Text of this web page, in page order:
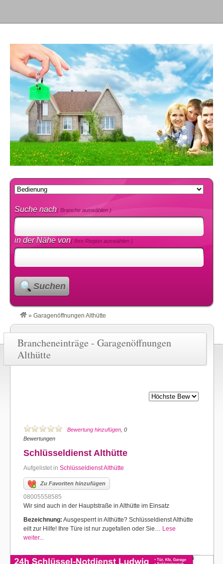
Suche nach( Branche auswählen )
in der Nähe von( Ihre Region auswählen )
Suchen
» Garagenöffnungen Althütte
Brancheneinträge - Garagenöffnungen
Althütte
Bewertung hinzufügen , 0
Bewertungen
Schlüsseldienst Althütte
Aufgelistet in Schlüsseldienst Althütte
Zu Favoriten hinzufügen
08005558585
Wir sind auch in der Hauptstraße in Althütte im Einsatz
Bezeichnung: Ausgesperrt in Althütte? Schlüsseldienst Althütte
eilt zur Hilfe! Ihre Türe ist nur zugefallen oder Sie… Lese
weiter...